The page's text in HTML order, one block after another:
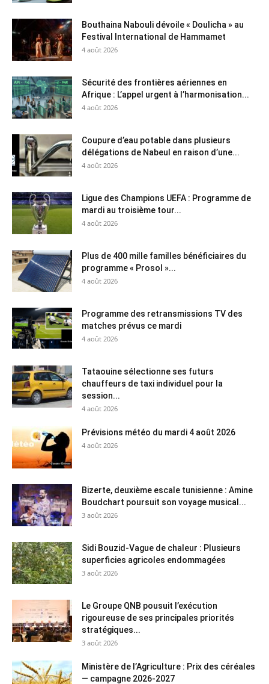
Bouthaina Nabouli dévoile « Doulicha » au
Festival International de Hammamet
4 août 2026
Sécurité des frontières aériennes en
Afrique : L’appel urgent à l’harmonisation...
4 août 2026
Coupure d’eau potable dans plusieurs
délégations de Nabeul en raison d’une...
4 août 2026
Ligue des Champions UEFA : Programme de
mardi au troisième tour...
4 août 2026
Plus de 400 mille familles bénéficiaires du
programme « Prosol »...
4 août 2026
Programme des retransmissions TV des
matches prévus ce mardi
4 août 2026
Tataouine sélectionne ses futurs
chauffeurs de taxi individuel pour la
session...
4 août 2026
Prévisions météo du mardi 4 août 2026
4 août 2026
Bizerte, deuxième escale tunisienne : Amine
Boudchart poursuit son voyage musical...
3 août 2026
Sidi Bouzid-Vague de chaleur : Plusieurs
superficies agricoles endommagées
3 août 2026
Le Groupe QNB pousuit l’exécution
rigoureuse de ses principales priorités
stratégiques...
3 août 2026
Ministère de l’Agriculture : Prix des céréales
— campagne 2026-2027